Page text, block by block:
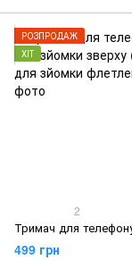
РОЗПРОДАЖ
ХІТ
2
499 грн